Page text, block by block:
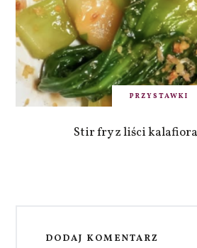
PRZYSTAWKI
Stir fry z liści kalafiora
DODAJ KOMENTARZ